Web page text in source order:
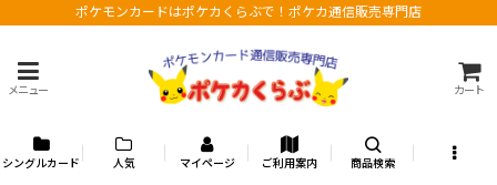
ポケモンカードはポケカくらぶで！ポケカ通信販売専門店
メニュー カート
シングルカード 人気 マイページ ご利用案内 商品検索